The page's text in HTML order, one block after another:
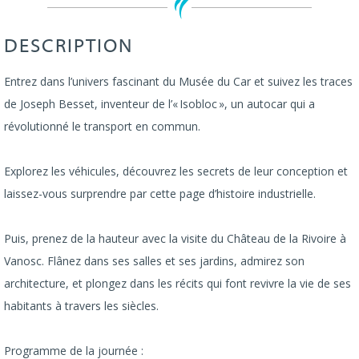
DESCRIPTION
Entrez dans l’univers fascinant du Musée du Car et suivez les traces
de Joseph Besset, inventeur de l’« Isobloc », un autocar qui a
révolutionné le transport en commun.
Explorez les véhicules, découvrez les secrets de leur conception et
laissez-vous surprendre par cette page d’histoire industrielle.
Puis, prenez de la hauteur avec la visite du Château de la Rivoire à
Vanosc. Flânez dans ses salles et ses jardins, admirez son
architecture, et plongez dans les récits qui font revivre la vie de ses
habitants à travers les siècles.
Programme de la journée :